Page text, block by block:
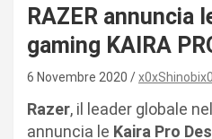
RAZER annuncia
gaming KAIRA
6 Novembre 2020
Razer, il leader globale nel
annuncia le Kaira Pro